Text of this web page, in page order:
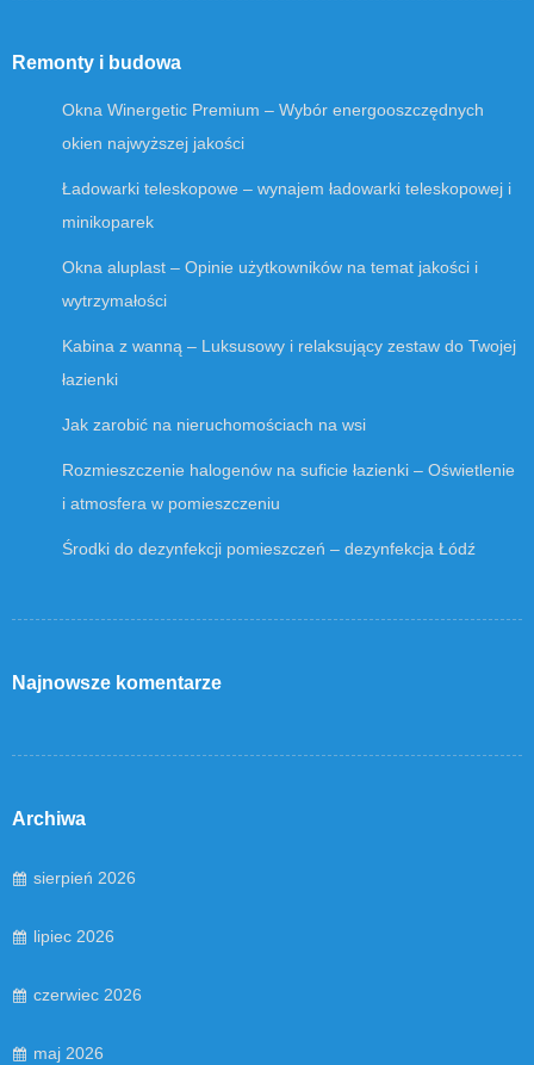
Remonty i budowa
Okna Winergetic Premium – Wybór energooszczędnych
okien najwyższej jakości
Ładowarki teleskopowe – wynajem ładowarki teleskopowej i
minikoparek
Okna aluplast – Opinie użytkowników na temat jakości i
wytrzymałości
Kabina z wanną – Luksusowy i relaksujący zestaw do Twojej
łazienki
Jak zarobić na nieruchomościach na wsi
Rozmieszczenie halogenów na suficie łazienki – Oświetlenie
i atmosfera w pomieszczeniu
Środki do dezynfekcji pomieszczeń – dezynfekcja Łódź
Najnowsze komentarze
Archiwa
sierpień 2026
lipiec 2026
czerwiec 2026
maj 2026